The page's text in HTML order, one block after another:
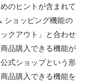
のヒントが含まれて
ショッピング機能の
クアウト」と合わせ
品購入できる機能が
式ショップという形
品購入できる機能を